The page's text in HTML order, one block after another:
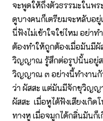
จะพูดให้ถึงตัวธรรมะในพร
ดูบางคนก็เตรียมจะหลับอ
นี่ฟังไม่เข้าใจใช่ไหม อย่าท
ต้องทำให้ถูกต้องเมื่อมันมี
วิญญาณ รู้สึกต่อรูปนั้นอยู่ส
วิญญาณ ๓ อย่างนี้ทำงานกั
ว่า ผัสสะ แต่มันมีจักขุวิญญ
ผัสสะ เมื่อหูได้ฟังเสียงเกิ
ทางหู เมื่อจมูกได้กลิ่นมัน